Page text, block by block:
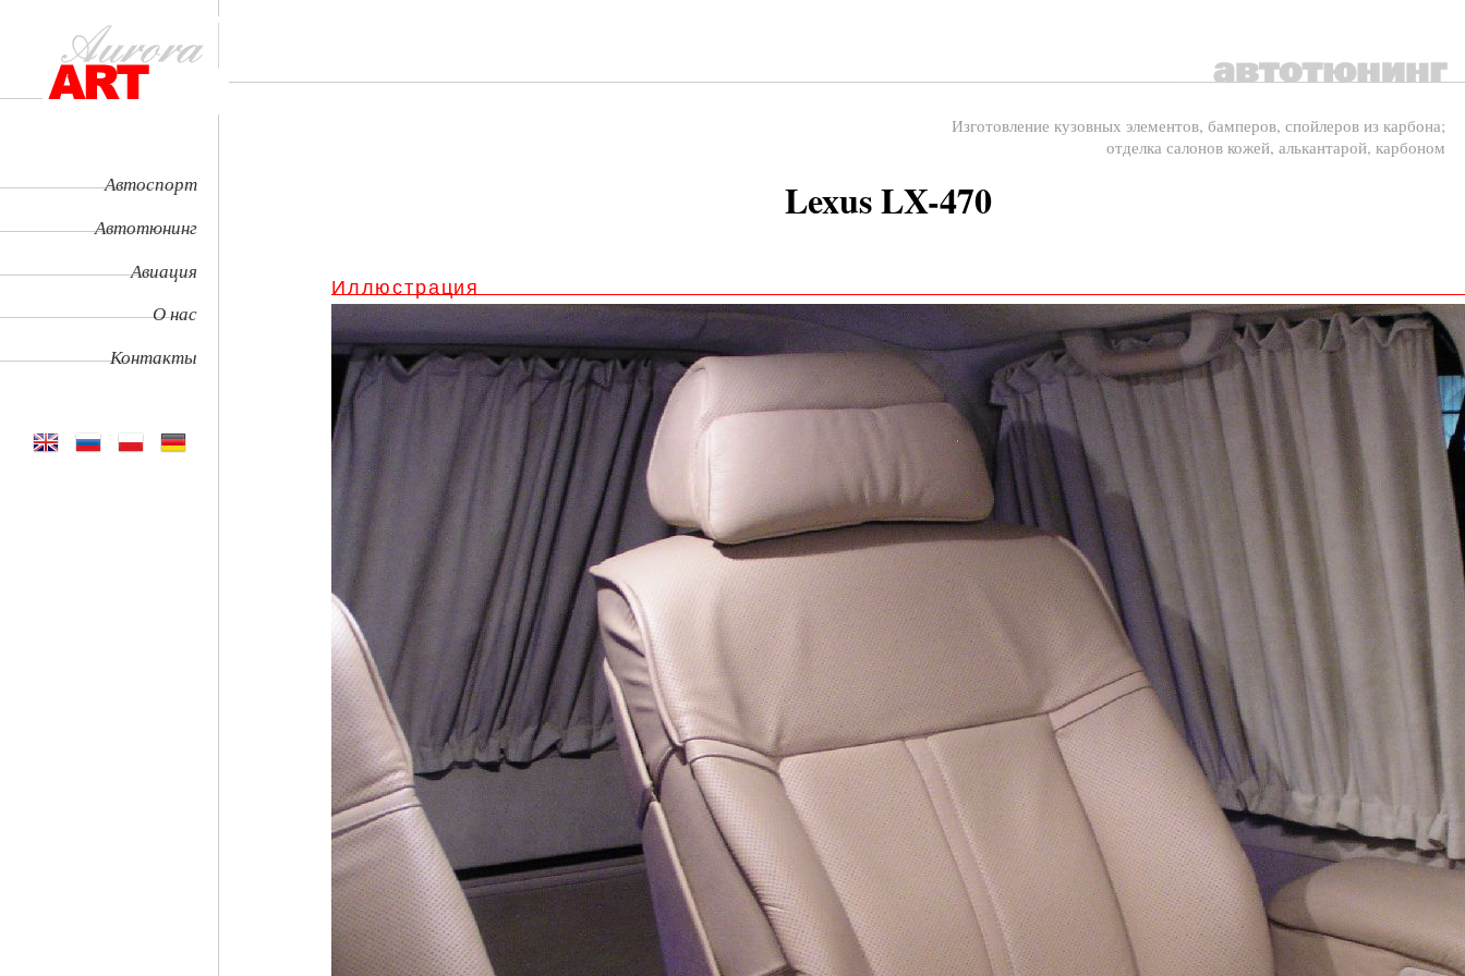
Автоспорт
Автотюнинг
Авиация
О нас
Контакты
Изготовление кузовных элементов, бамперов, спойлеров из карбона;
отделка салонов кожей, алькантарой, карбоном
Lexus LX-470
Иллюстрация